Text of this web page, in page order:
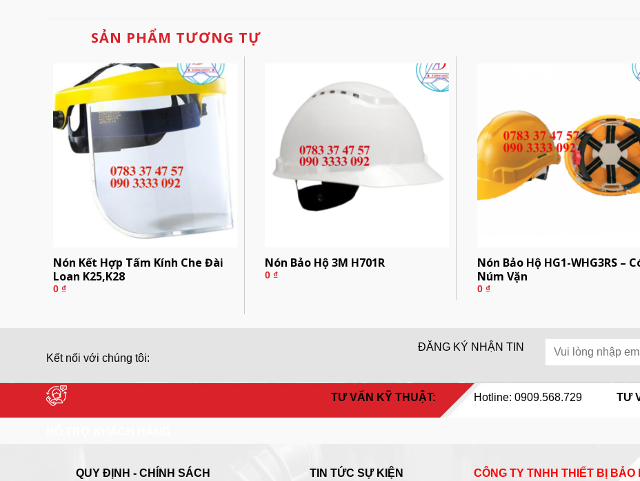
SẢN PHẨM TƯƠNG TỰ
Nón Kết Hợp Tấm Kính Che Đài
Loan K25,K28
0 ₫
Nón Bảo Hộ 3M H701R
0₫
Nón Bảo Hộ HG1-WHG3RS –
Núm Vặn
0 ₫
Kết nối với chúng tôi:
ĐĂNG KÝ NHẬN TIN
TƯ VẤN KỸ THUẬT: Hotline: 0909.568.729 TƯ
QUY ĐỊNH - CHÍNH SÁCH TIN TỨC SỰ KIỆN CÔNG TY TNHH THIẾT BỊ